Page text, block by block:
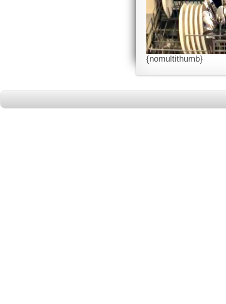
{nomultithumb}